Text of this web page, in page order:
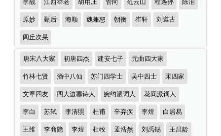
李靓 江西举老 胡用庄 管向 范云山 程遇孙 陈洎
原妙 甄后 海顺 魏兼恕 朝衡 崔轩 刘遵古
闾丘次杲
诗
词
分
类
唐宋八大家 初唐四杰 建安七子 元曲四大家
竹林七贤 酒中八仙 苏门四学士 吴中四士 宋四家
文章四友 四大边塞诗人 婉约派词人 花间派词人
李白 苏轼 李清照 杜甫 辛弃疾 李煜 白居易
王维 李商隐 李煜 杜牧 孟浩然 刘禹锡 王昌龄